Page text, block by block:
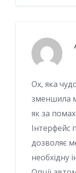
Ох, яка
зменшила
як за
Інтерфейс
дозволяє
необхідну